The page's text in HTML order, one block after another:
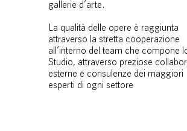
gallerie d’arte.
La qualità delle opere è raggiunta
attraverso la stretta cooperazione
all’interno del team che compone
Studio, attraverso preziose
esterne e consulenze dei maggiori
esperti di ogni settore